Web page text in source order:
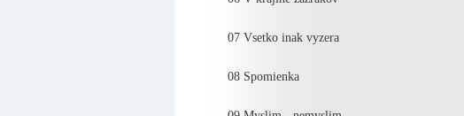
07 Vsetko inak vyzera
08 Spomienka